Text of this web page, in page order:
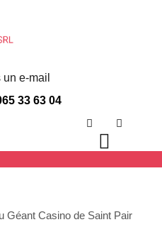
e-mail
33 63 04Pair
Géant Casino de Saint Pair